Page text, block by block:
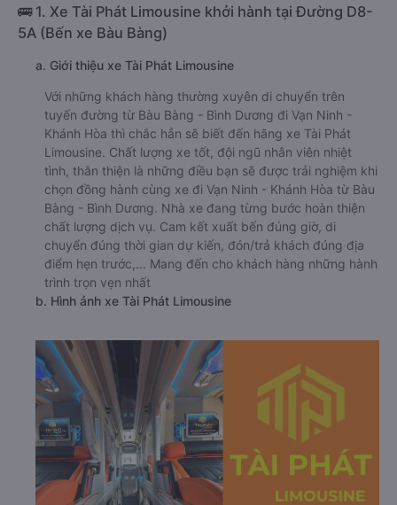
🚌 1. Xe Tài Phát Limousine khởi hành tại Đường D8-
5A (Bến xe Bàu Bàng)
a. Giới thiệu xe Tài Phát Limousine
Với những khách hàng thường xuyên di chuyển trên
tuyến đường từ Bàu Bàng - Bình Dương đi Vạn Ninh -
Khánh Hòa thì chắc hẳn sẽ biết đến hãng xe Tài Phát
Limousine. Chất lượng xe tốt, đội ngũ nhân viên nhiệt
tình, thân thiện là những điều bạn sẽ được trải nghiệm khi
chọn đồng hành cùng xe đi Vạn Ninh - Khánh Hòa từ Bàu
Bàng - Bình Dương. Nhà xe đang từng bước hoàn thiện
chất lượng dịch vụ. Cam kết xuất bến đúng giờ, di
chuyển đúng thời gian dự kiến, đón/trả khách đúng địa
điểm hẹn trước,... Mang đến cho khách hàng những hành
trình trọn vẹn nhất
b. Hình ảnh xe Tài Phát Limousine